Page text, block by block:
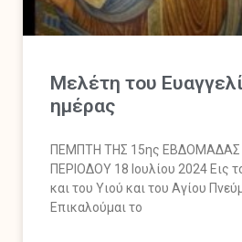
Mελέτη του
ημέρας
ΠΕΜΠΤΗ ΤΗΣ 15ης ΕΒΔΟΜΑΔΑΣ
ΠΕΡΙΟΔΟΥ 18 Ιουλίου 2024 Εις
και του Υιού και του Αγίου
Επικαλούμαι το